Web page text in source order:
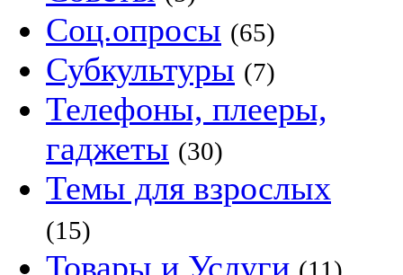
Соц.опросы (65)
Субкультуры (7)
Телефоны, плееры,
гаджеты (30)
Темы для взрослых
(15)
Товары и Услуги